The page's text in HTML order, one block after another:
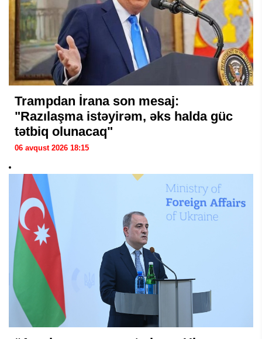
Trampdan İrana son mesaj:
"Razılaşma istəyirəm, əks halda güc
tətbiq olunacaq"
06 avqust 2026 18:15